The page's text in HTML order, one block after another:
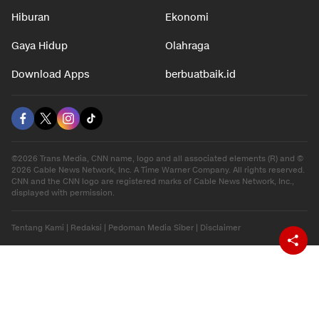
Hiburan Ekonomi
Gaya Hidup Olahraga
Download Apps berbuatbaik.id
©2026 Trans Media, CNN name, logo and all associated elements (R) and ©
2026 Cable News Network, Inc. A Time Warner Company. All rights reserved.
CNN and the CNN logo are registered marks of Cable News Network, Inc.,
displayed with permission.
Tentang Kami | Redaksi | Pedoman Media Siber | Disclaimer